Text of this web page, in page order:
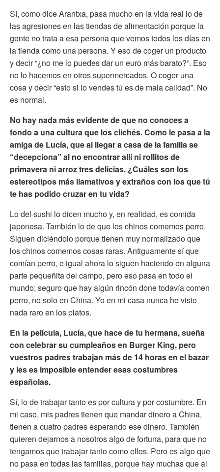
Sí, como dice Arantxa, pasa mucho en la vida real lo de
las agresiones en las tiendas de alimentación porque la
gente no trata a esa persona que vemos todos los días en
la tienda como una persona. Y eso de coger un producto
y decir “¿no me lo puedes dar un euro más barato?”. Eso
no lo hacemos en otros supermercados. O coger una
cosa y decir “esto si lo vendes tú es de mala calidad”. No
es normal.
No hay nada más evidente de que no conoces a
fondo a una cultura que los clichés. Como le pasa a la
amiga de Lucía, que al llegar a casa de la familia se
“decepciona” al no encontrar allí ni rollitos de
primavera ni arroz tres delicias. ¿Cuáles son los
estereotipos más llamativos y extraños con los que tú
te has podido cruzar en tu vida?
Lo del sushi lo dicen mucho y, en realidad, es comida
japonesa. También lo de que los chinos comemos perro.
Siguen diciéndolo porque tienen muy normalizado que
los chinos comemos cosas raras. Antiguamente sí que
comían perro, e igual ahora lo siguen haciendo en alguna
parte pequeñita del campo, pero eso pasa en todo el
mundo; seguro que hay algún rincón done todavía comen
perro, no solo en China. Yo en mi casa nunca he visto
nada raro en los platos.
En la película, Lucía, que hace de tu hermana, sueña
con celebrar su cumpleaños en Burger King, pero
vuestros padres trabajan más de 14 horas en el bazar
y les es imposible entender esas costumbres
españolas.
Sí, lo de trabajar tanto es por cultura y por costumbre. En
mi caso, mis padres tienen que mandar dinero a China,
tienen a cuatro padres esperando ese dinero. También
quieren dejarnos a nosotros algo de fortuna, para que no
tengamos que trabajar tanto como ellos. Pero es algo que
no pasa en todas las familias, porque hay muchas que al